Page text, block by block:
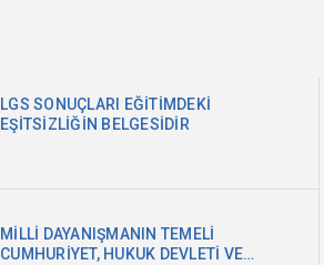
LGS SONUÇLARI EĞİTİMDEKİ
EŞİTSİZLİĞİN BELGESİDİR
MİLLİ DAYANIŞMANIN TEMELİ
CUMHURİYET, HUKUK DEVLETİ VE